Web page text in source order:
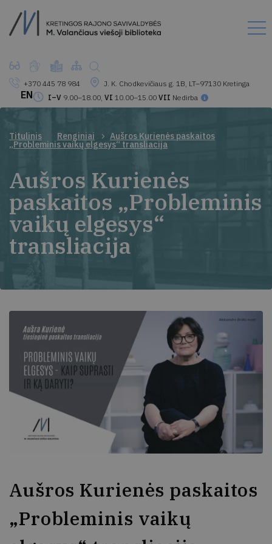
+370 445 78 984
J. K. Chodkevičiaus g. 1B, LT–97130 Kretinga
I–V 9.00–18.00, VI 10.00–15.00 VII Nedirba
EN
Titulinis Renginiai Aušros Kurienės paskaitos
„Probleminis vaikų elgesys“ transliacija
Aušros Kurienės
paskaitos „Probleminis
vaikų elgesys“
transliacija
Aušros Kurienės paskaitos
„Probleminis vaikų